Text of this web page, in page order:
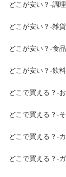
どこが安い？-調
どこが安い？-雑貨
どこが安い？-食
どこが安い？-飲
どこで買える？-
どこで買える？-
どこで買える？-
どこで買える？-